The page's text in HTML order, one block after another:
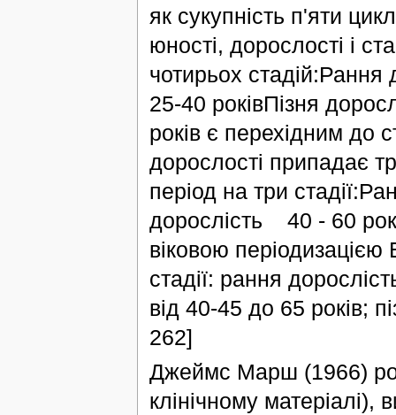
як сукупність п'яти
юності, дорослості і
чотирьох
25-40 роківПізня
років є перехідним до
дорослості припадає
період на три
дорослість 40 - 60
віковою
стадії: рання
від 40-45 до 65 років;
262]
Джеймс Марш (1966)
клінічному матеріалі),